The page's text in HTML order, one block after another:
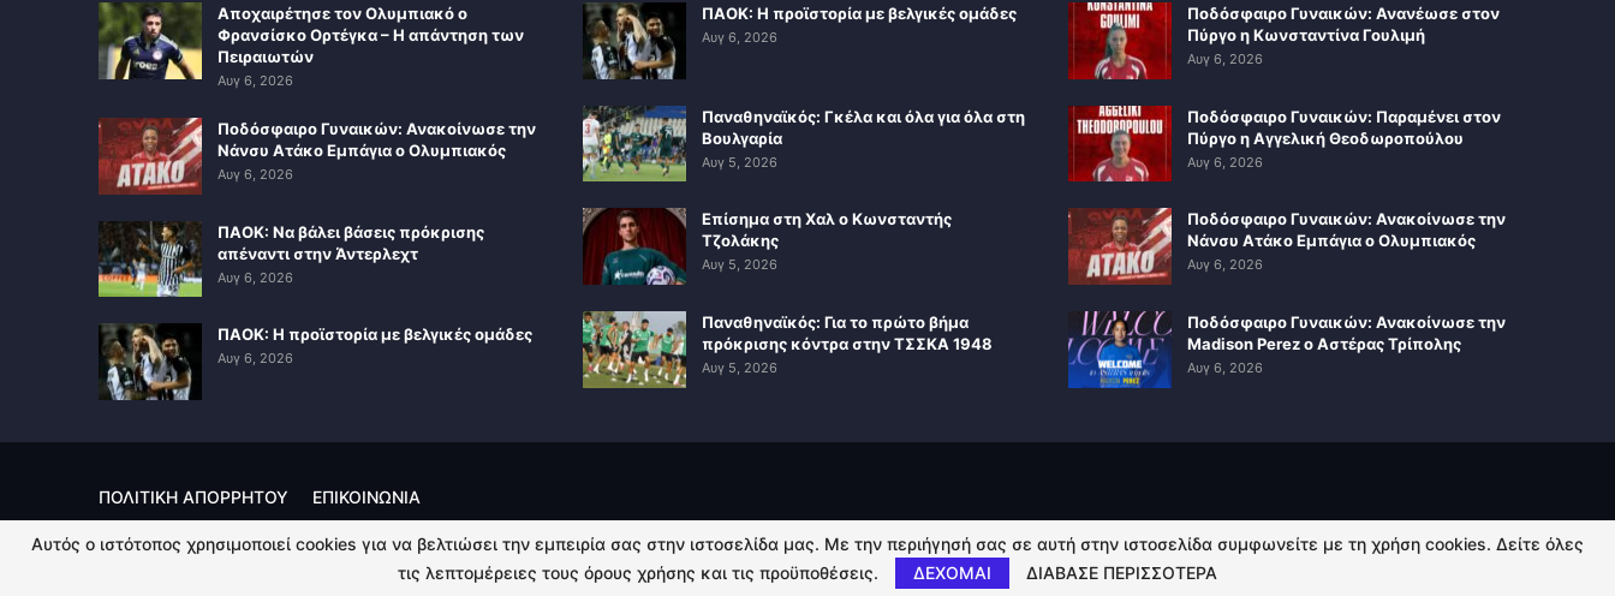
Αποχαιρέτησε τον Ολυμπιακό ο
Φρανσίσκο Ορτέγκα – Η απάντηση των
Πειραιωτών
Αυγ 6, 2026
Ποδόσφαιρο Γυναικών: Ανακοίνωσε την
Νάνσυ Ατάκο Εμπάγια ο Ολυμπιακός
Αυγ 6, 2026
ΠΑΟΚ: Να βάλει βάσεις πρόκρισης
απέναντι στην Άντερλεχτ
Αυγ 6, 2026
ΠΑΟΚ: Η προϊστορία με βελγικές ομάδες
Αυγ 6, 2026
ΠΑΟΚ: Η προϊστορία με βελγικές ομάδες
Αυγ 6, 2026
Παναθηναϊκός: Γκέλα και όλα για όλα στη
Βουλγαρία
Αυγ 5, 2026
Επίσημα στη Χαλ ο Κωνσταντής
Τζολάκης
Αυγ 5, 2026
Παναθηναϊκός: Για το πρώτο βήμα
πρόκρισης κόντρα στην ΤΣΣΚΑ 1948
Αυγ 5, 2026
Ποδόσφαιρο Γυναικών: Ανανέωσε στον
Πύργο η Κωνσταντίνα Γουλιμή
Αυγ 6, 2026
Ποδόσφαιρο Γυναικών: Παραμένει στον
Πύργο η Αγγελική Θεοδωροπούλου
Αυγ 6, 2026
Ποδόσφαιρο Γυναικών: Ανακοίνωσε την
Νάνσυ Ατάκο Εμπάγια ο Ολυμπιακός
Αυγ 6, 2026
Ποδόσφαιρο Γυναικών: Ανακοίνωσε την
Madison Perez ο Αστέρας Τρίπολης
Αυγ 6, 2026
ΠΟΛΙΤΙΚΗ ΑΠΟΡΡΗΤΟΥ ΕΠΙΚΟΙΝΩΝΙΑ
© 2026 - Kingsport.gr. All Rights Reserved.
Αυτός ο ιστότοπος χρησιμοποιεί cookies για να βελτιώσει την εμπειρία σας στην ιστοσελίδα μας. Με την περιήγησή σας σε αυτή στην ιστοσελίδα συμφωνείτε με τη χρήση cookies. Δείτε όλες
τις λεπτομέρειες τους όρους χρήσης και τις προϋποθέσεις.
ΔΕΧΟΜΑΙ ΔΙΑΒΑΣΕ ΠΕΡΙΣΣΟΤΕΡΑ